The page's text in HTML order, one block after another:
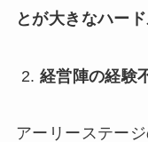
とが大きなハー
経営陣の経験
アーリーステー